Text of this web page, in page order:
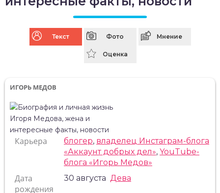
Текст Фото Мнение
Оценка
ИГОРЬ МЕДОВ
Карьера блогер, владелец Инстаграм-блога
«Аккаунт добрых дел», YouTube-
блога «Игорь Медов»
Дата
рождения
30 августа Дева